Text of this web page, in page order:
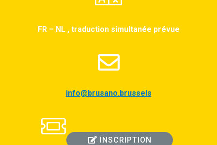
FR – NL , traduction simultanée prévue
info@brusano.brussels
INSCRIPTION